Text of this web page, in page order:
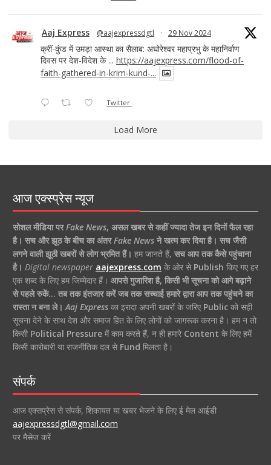
Aaj Express @aajexpressdgtl · 29 Nov 2024
क्रीं-कुंड में उमड़ा आस्था का सैलाब: अघोरेश्वर महाप्रभु के महानिर्वाण
दिवस पर देश-विदेश के ... https://aajexpress.com/flood-of-
faith-gathered-in-krim-kund-...
Twitter
Load More
आज एक्स्प्रेस न्यूज
सोशल मीडिया पर Fake News, असल खबर से कहीं ज्यादा तेज इन दिनों फैल रहा
है। सच और झूठ के बीच का अंतर Fake Newsने खत्म कर दिया है। सच जैसी
लगने वाली झूठी खबरों से लोग भ्रमित हैं। हम जानते हैं, सच आप तक कैसे पहुंचाना
है। Digital newspaper aajexpress.com के ओर से Publish किए गए हर
एक शब्द के लिए हम जिम्मेदार हैं। आपसे गुजारिश है, किसी भी सूचना को आगे बढ़ाने
से पहले रुकें… तब तक इंतजार करें जब तक सच्चाई हमारे द्वारा आप तक पहुंचने का
रास्ता न बना ले। Aaj Expressका इरादा अपनी खबरों के जरिए Publicको सही
सूचना देने के साथ देश और समाज हित के लिए लोगों को जागरूक करना है। हम न तो
किसी Political Pressureमें काम करते हैं, न ही हमारे Content के लिए हमें
किसी कारोबारी या राजनीतिक दल से Fund मिलता है।
संपर्क
आज एक्सप्रेस से संपर्क, शिकायत या खबर भेजने के लिए ई मेल आईडी
aajexpressdgtl@gmail.com
पर मैसेज करें